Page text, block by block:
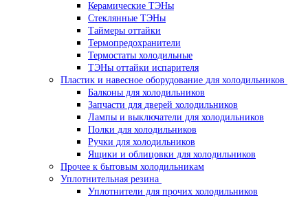
Керамические ТЭНы
Стеклянные ТЭНы
Таймеры оттайки
Термопредохранители
Термостаты холодильные
ТЭНы оттайки испарителя
Пластик и навесное оборудование для холодильников
Балконы для холодильников
Запчасти для дверей холодильников
Лампы и выключатели для холодильников
Полки для холодильников
Ручки для холодильников
Ящики и облицовки для холодильников
Прочее к бытовым холодильникам
Уплотнительная резина
Уплотнители для прочих холодильников